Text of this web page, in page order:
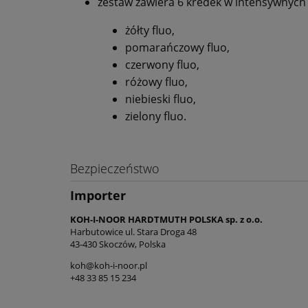
żółty fluo,
pomarańczowy fluo,
czerwony fluo,
różowy fluo,
niebieski fluo,
zielony fluo.
Bezpieczeństwo
Importer
KOH-I-NOOR HARDTMUTH POLSKA sp. z o.o.
Harbutowice ul. Stara Droga 48
43-430 Skoczów, Polska
koh@koh-i-noor.pl
+48 33 85 15 234